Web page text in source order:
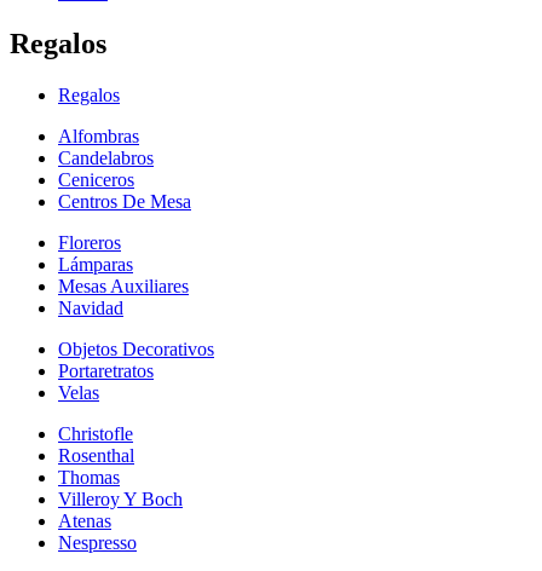
Regalos
Regalos
Alfombras
Candelabros
Ceniceros
Centros De Mesa
Floreros
Lámparas
Mesas Auxiliares
Navidad
Objetos Decorativos
Portaretratos
Velas
Christofle
Rosenthal
Thomas
Villeroy Y Boch
Atenas
Nespresso